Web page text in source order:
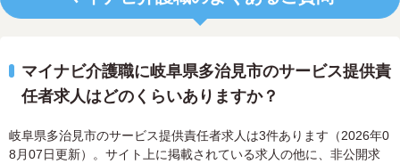
マイナビ介護職に岐阜県多治見市のサービス提供責
任者求人はどのくらいありますか？
岐阜県多治見市のサービス提供責任者求人は3件あります（2026年0
8月07日更新）。サイト上に掲載されている求人の他に、非公開求